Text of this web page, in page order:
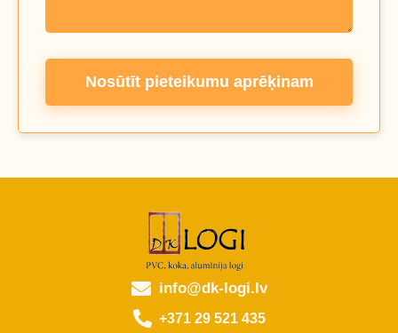
Nosūtīt pieteikumu aprēķinam
info@dk-logi.lv
+371 29 521 435